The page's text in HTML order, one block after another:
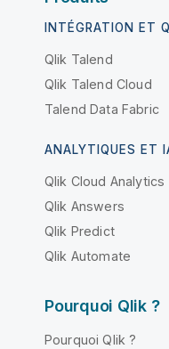
INTÉGRATION ET
Qlik Talend
Qlik Talend Cloud
Talend Data Fabric
ANALYTIQUES ET
Qlik Cloud Analytics
Qlik Answers
Qlik Predict
Qlik Automate
Pourquoi Qlik ?
Pourquoi Qlik ?